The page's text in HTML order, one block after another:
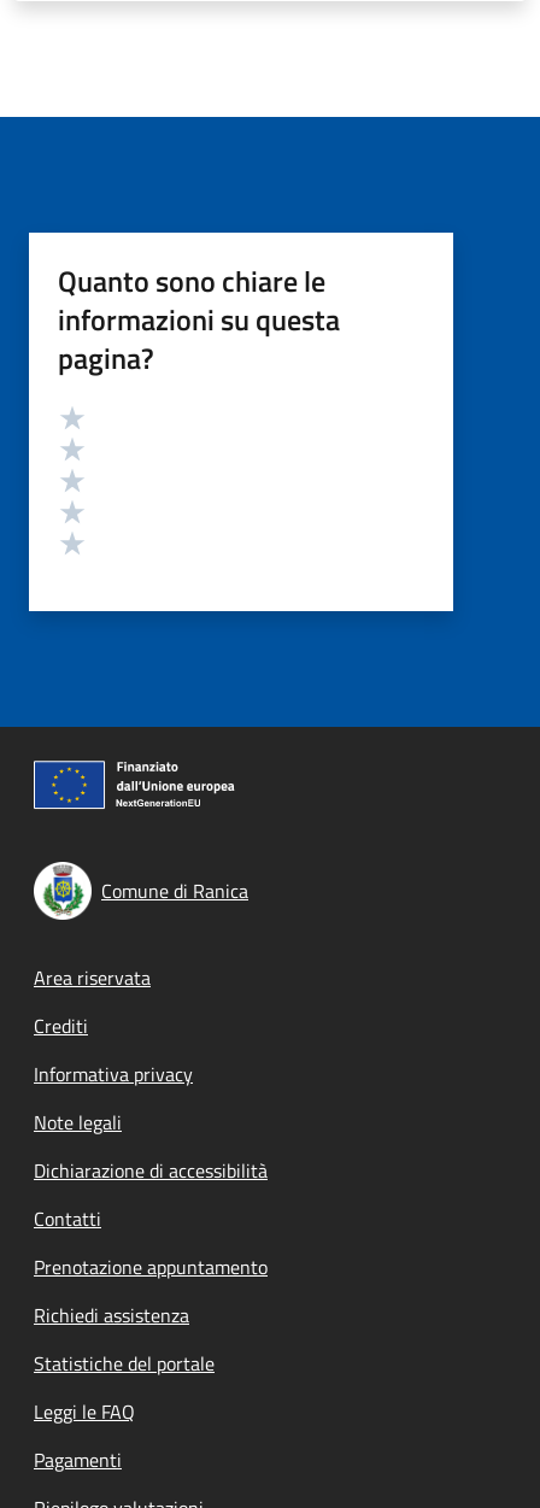
Quanto sono chiare le
informazioni su questa
pagina?
Valutazione
Comune di Ranica
Footer menu
Area riservata
Crediti
Informativa privacy
Note legali
Dichiarazione di accessibilità
Contatti
Prenotazione appuntamento
Richiedi assistenza
Statistiche del portale
Leggi le FAQ
Pagamenti